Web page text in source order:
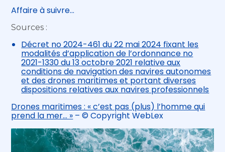
Affaire à suivre…
Sources :
Décret no 2024-461 du 22 mai 2024 fixant les
modalités d’application de l’ordonnance no
2021-1330 du 13 octobre 2021 relative aux
conditions de navigation des navires autonomes
et des drones maritimes et portant diverses
dispositions relatives aux navires professionnels
Drones maritimes : « c’est pas (plus) l’homme qui
prend la mer… » – © Copyright WebLex